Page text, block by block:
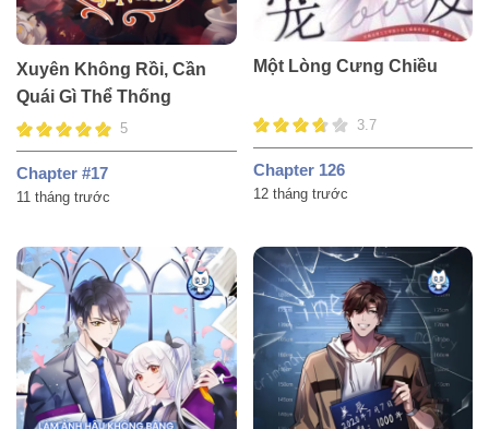
Xuyên Không Rồi, Cần
Quái Gì Thể Thống
5
Chapter #17
11 tháng trước
Một Lòng Cưng Chiều
3.7
Chapter 126
12 tháng trước